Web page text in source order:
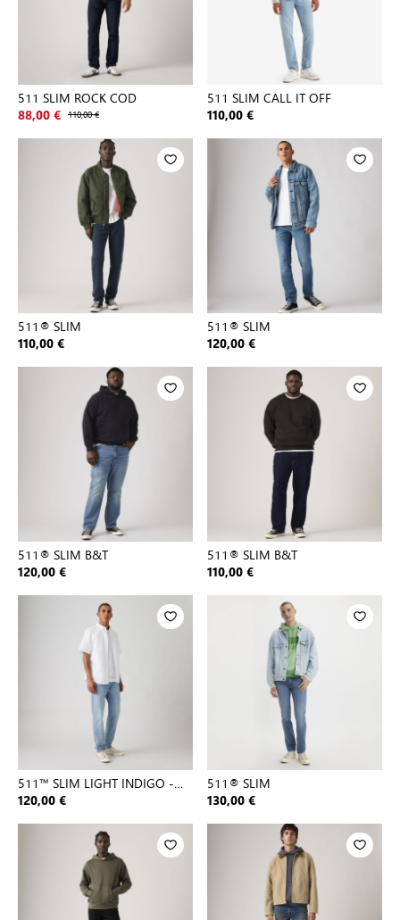
511 SLIM ROCK COD
88,00 € 110,00 €
511 SLIM CALL IT OFF
110,00 €
511® SLIM
110,00 €
511® SLIM
120,00 €
511® SLIM B&T
120,00 €
511® SLIM B&T
110,00 €
511™ SLIM LIGHT INDIGO -
WORN IN
120,00 €
511® SLIM
130,00 €